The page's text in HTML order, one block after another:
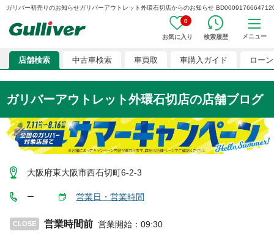
ガリバー初売りのお知らせガリバーアウトレット外環石切店からのお知らせ
0
お気に入り 検索履歴 メニュー
店舗検索 中古車検索 車買取 車購入ガイド ローン
ガリバーアウトレット外環石切店の店舗ブログ
大阪府東大阪市西石切町6-2-3
ー 営業日・営業時間
CLOSE 営業時間前 営業開始 ： 09:30